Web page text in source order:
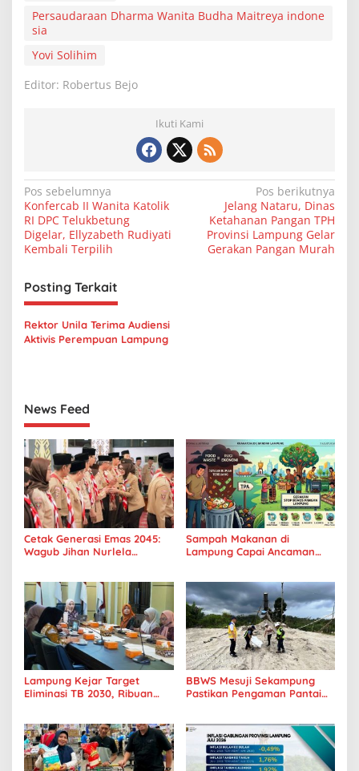
Persaudaraan Dharma Wanita Budha Maitreya indone
sia
Yovi Solihim
Editor: Robertus Bejo
Ikuti Kami
N
a
v
g
a
s
o
s
Pos sebelumnya
Konfercab II Wanita Katolik
RI DPC Telukbetung
Digelar, Ellyzabeth Rudiyati
Kembali Terpilih
Pos berikutnya
Jelang Nataru, Dinas
Ketahanan Pangan TPH
Provinsi Lampung Gelar
Gerakan Pangan Murah
Posting Terkait
Rektor Unila Terima Audiensi
Aktivis Perempuan Lampung
News Feed
Cetak Generasi Emas 2045:
Wagub Jihan Nurlela
Era Digital
Sampah Makanan di
Lampung Capai Ancaman
Pangan
Lampung Kejar Target
Eliminasi TB 2030, Ribuan
BBWS Mesuji Sekampung
Pastikan Pengaman Pantai